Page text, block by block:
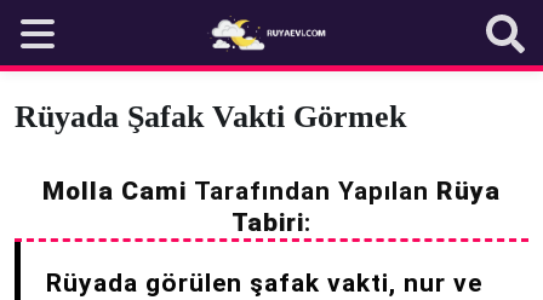
content
Rüyada Şafak Vakti Görmek
Molla Cami Tarafından Yapılan Rüya
Tabiri:
Rüyada görülen şafak vakti, nur ve